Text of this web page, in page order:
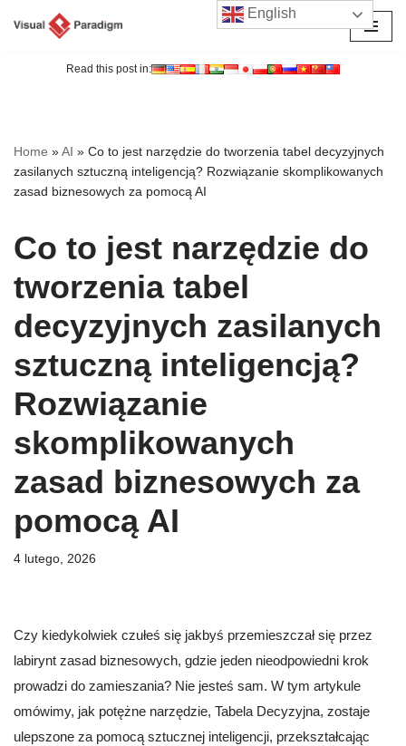
Read this post in:
Home »AI » Co to jest narzędzie do tworzenia tabel decyzyjnych
zasilanych sztuczną inteligencją? Rozwiązanie skomplikowanych
zasad biznesowych za pomocą AI
Co to jest narzędzie do
tworzenia tabel
decyzyjnych zasilanych
sztuczną inteligencją?
Rozwiązanie
skomplikowanych
zasad biznesowych za
pomocą AI
4 lutego, 2026
Czy kiedykolwiek czułeś się jakbyś przemieszczał się przez
labirynt zasad biznesowych, gdzie jeden nieodpowiedni krok
prowadzi do zamieszania? Nie jesteś sam. W tym artykule
omówimy, jak potężne narzędzie, Tabela Decyzyjna, zostaje
ulepszone za pomocą sztucznej inteligencji, przekształcając
English